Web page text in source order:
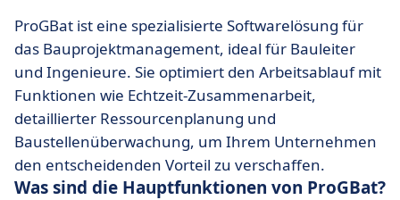
ProGBat ist eine spezialisierte Softwarelösung für
das Bauprojektmanagement, ideal für Bauleiter
und Ingenieure. Sie optimiert den Arbeitsablauf mit
Funktionen wie Echtzeit-Zusammenarbeit,
detaillierter Ressourcenplanung und
Baustellenüberwachung, um Ihrem Unternehmen
den entscheidenden Vorteil zu verschaffen.
Was sind die Hauptfunktionen von ProGBat?